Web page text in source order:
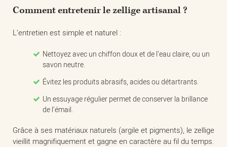
Comment entretenir le zellige artisanal ?
L’entretien est simple et naturel :
Nettoyez avec un chiffon doux et de l’eau claire, ou un
savon neutre.
Évitez les produits abrasifs, acides ou détartrants.
Un essuyage régulier permet de conserver la brillance
de l’émail.
Grâce à ses matériaux naturels (argile et pigments), le zellige
vieillit magnifiquement et gagne en caractère au fil du temps.